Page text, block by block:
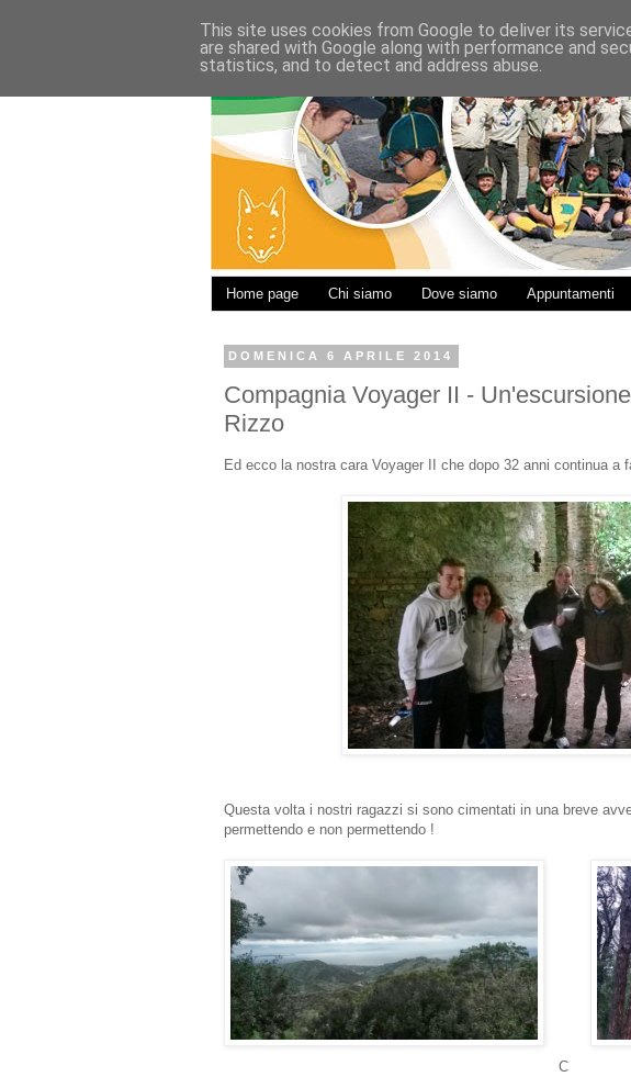
Home page Chi siamo Dove siamo Appuntamenti
DOMENICA 6 APRILE 2014
Compagnia Voyager II -
Rizzo
Ed ecco la nostra cara Voyager II che dopo 32 anni continua a
Questa volta i nostri ragazzi si sono cimentati in una breve
permettendo e non permettendo !
C
This site uses cookies from Google to deliver its
are shared with Google along with performance and
statistics, and to detect and address abuse.